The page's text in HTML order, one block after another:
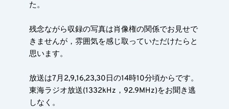
た。
残念ながら収録の写真は肖像権の関係でお見せで
きませんが，雰囲気を感じ取っていただけたらと
思います。
放送は7月2,9,16,23,30日の14時10分頃からです。
東海ラジオ放送(1332kHz，92.9MHz)をお聞き逃
しなく。